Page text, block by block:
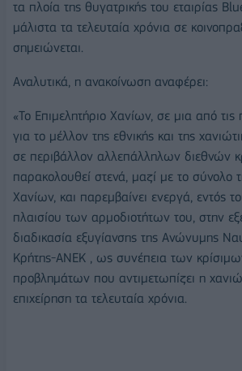
τα πλοία της θυγατρικής του εταιρίας
μάλιστα τα τελευταία χρόνια σε
σημειώνεται.
Αναλυτικά, η ανακοίνωση αναφέρει:
«Το Επιμελητήριο Χανίων, σε μια από τις
για το μέλλον της εθνικής και της
σε περιβάλλον αλλεπάλληλων διεθνών
παρακολουθεί στενά, μαζί με το σύνολο
Χανίων, και παρεμβαίνει ενεργά, εντός
πλαισίου των αρμοδιοτήτων του, στην
διαδικασία εξυγίανσης της Ανώνυμης
Κρήτης-ΑΝΕΚ , ως συνέπεια των
προβλημάτων που αντιμετωπίζει η
επιχείρηση τα τελευταία χρόνια.